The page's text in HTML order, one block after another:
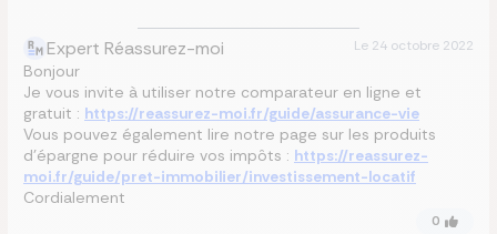
Expert Réassurez-moi Le 24 octobre 2022
Bonjour
Je vous invite à utiliser notre comparateur en ligne et
gratuit : https://reassurez-moi.fr/guide/assurance-vie
Vous pouvez également lire notre page sur les produits
d’épargne pour réduire vos impôts : https://reassurez-
moi.fr/guide/pret-immobilier/investissement-locatif
Cordialement
0